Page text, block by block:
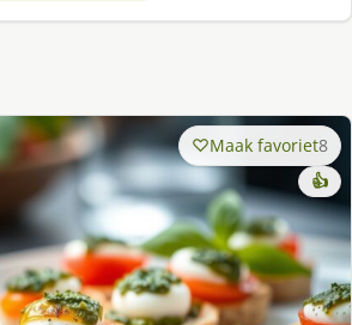
Maak favoriet8
👍